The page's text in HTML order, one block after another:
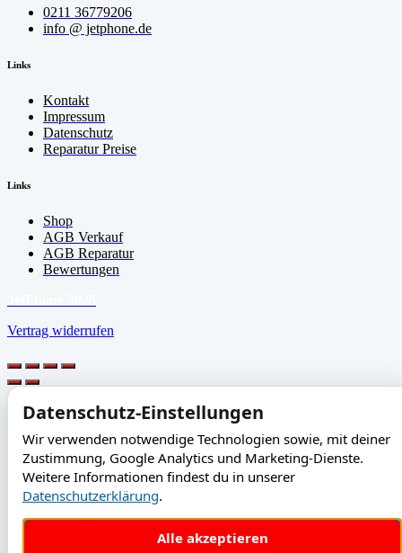
0211 36779206
info @ jetphone.de
Links
Kontakt
Impressum
Datenschutz
Reparatur Preise
Links
Shop
AGB Verkauf
AGB Reparatur
Bewertungen
Vertrag widerrufen
Datenschutz-Einstellungen
Wir verwenden notwendige Technologien sowie, mit deiner
Zustimmung, Google Analytics und Marketing-Dienste.
Weitere Informationen findest du in unserer
Datenschutzerklärung.
Alle akzeptieren